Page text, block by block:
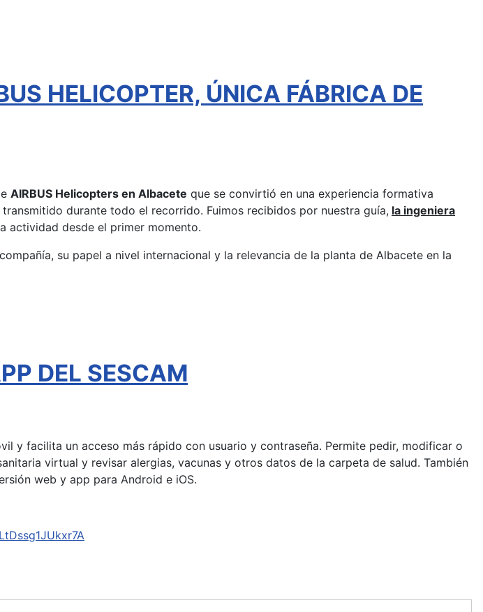
HELICOPTER, ÚNICA FÁBRICA DE
AIRBUS Helicopters en Albacete que se convirtió en una experiencia formativa
durante todo el recorrido. Fuimos recibidos por nuestra guía, la ingeniera
actividad desde el primer momento.
su papel a nivel internacional y la relevancia de la planta de Albacete en la
DEL SESCAM
y facilita un acceso más rápido con usuario y contraseña. Permite pedir, modificar o
virtual y revisar alergias, vacunas y otros datos de la carpeta de salud. También
web y app para Android e iOS.